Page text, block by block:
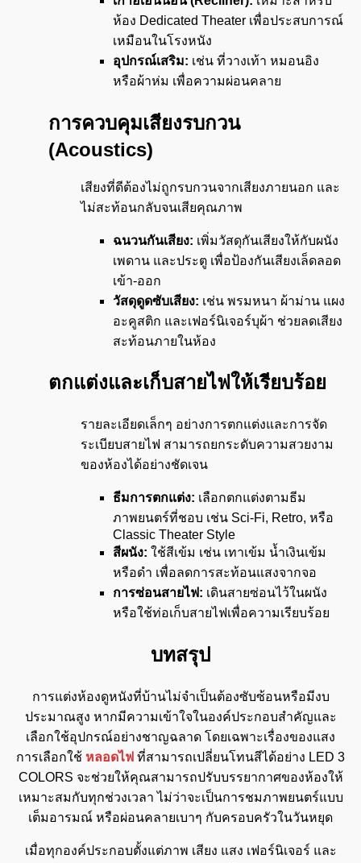
ห้อง Dedicated Theater เพื่อประสบการณ์
เหมือนในโรงหนัง
อุปกรณ์เสริม: เช่น ที่วางเท้า หมอนอิง
หรือผ้าห่ม เพื่อความผ่อนคลาย
การควบคุมเสียงรบกวน
(Acoustics)
เสียงที่ดีต้องไม่ถูกรบกวนจากเสียงภายนอก และ
ไม่สะท้อนกลับจนเสียคุณภาพ
ฉนวนกันเสียง: เพิ่มวัสดุกันเสียงให้กับผนัง
เพดาน และประตู เพื่อป้องกันเสียงเล็ดลอด
เข้า-ออก
วัสดุดูดซับเสียง: เช่น พรมหนา ผ้าม่าน แผง
อะคูสติก และเฟอร์นิเจอร์บุผ้า ช่วยลดเสียง
สะท้อนภายในห้อง
ตกแต่งและเก็บสายไฟให้เรียบร้อย
รายละเอียดเล็กๆ อย่างการตกแต่งและการจัด
ระเบียบสายไฟ สามารถยกระดับความสวยงาม
ของห้องได้อย่างชัดเจน
ธีมการตกแต่ง: เลือกตกแต่งตามธีม
ภาพยนตร์ที่ชอบ เช่น Sci-Fi, Retro, หรือ
Classic Theater Style
สีผนัง: ใช้สีเข้ม เช่น เทาเข้ม น้ำเงินเข้ม
หรือดำ เพื่อลดการสะท้อนแสงจากจอ
การซ่อนสายไฟ: เดินสายซ่อนไว้ในผนัง
หรือใช้ท่อเก็บสายไฟเพื่อความเรียบร้อย
บทสรุป
การแต่งห้องดูหนังที่บ้านไม่จำเป็นต้องซับซ้อนหรือมีงบ
ประมาณสูง หากมีความเข้าใจในองค์ประกอบสำคัญและ
เลือกใช้อุปกรณ์อย่างชาญฉลาด โดยเฉพาะเรื่องของแสง
การเลือกใช้ หลอดไฟ ที่สามารถเปลี่ยนโทนสีได้อย่าง LED 3
COLORS จะช่วยให้คุณสามารถปรับบรรยากาศของห้องให้
เหมาะสมกับทุกช่วงเวลา ไม่ว่าจะเป็นการชมภาพยนตร์แบบ
เต็มอารมณ์ หรือผ่อนคลายเบาๆ กับครอบครัวในวันหยุด
เมื่อทุกองค์ประกอบตั้งแต่ภาพ เสียง แสง เฟอร์นิเจอร์ และ